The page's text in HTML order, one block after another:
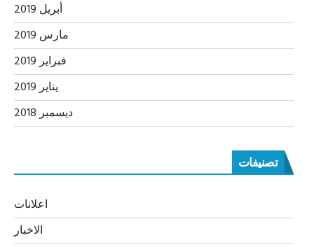
أبريل 2019
مارس 2019
فبراير 2019
يناير 2019
ديسمبر 2018
تصنيفات
اعلانات
الاخبار